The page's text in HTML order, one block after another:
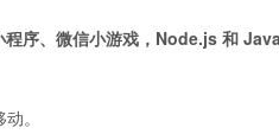
序、微信小游戏，Node.js 和
。